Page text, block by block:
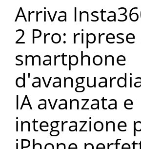
Arriva
2 Pro: riprese
smartphone
IA avanzata e
integrazione